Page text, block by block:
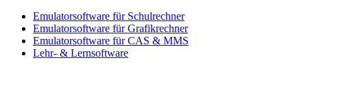
Emulatorsoftware für Schulrechner
Emulatorsoftware für Grafikrechner
Emulatorsoftware für CAS & MMS
Lehr- & Lernsoftware